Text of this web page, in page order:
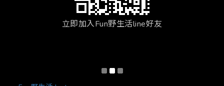
立即加入Fun野生活line好友